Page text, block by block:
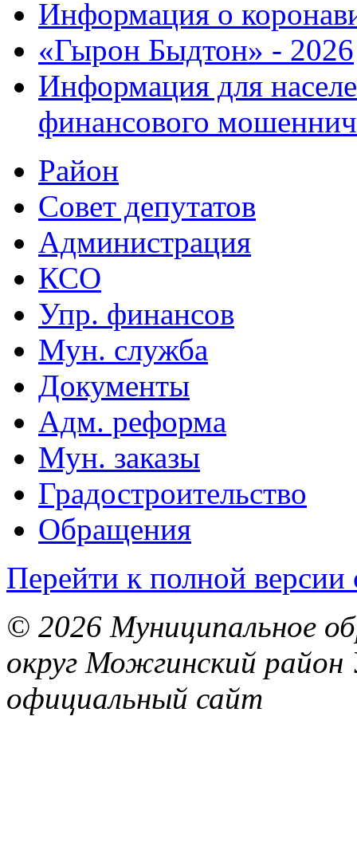
Информация о
«Гырон Быдтон» - 2026
Информация для
финансового
Район
Совет депутатов
Администрация
КСО
Упр. финансов
Мун. служба
Документы
Адм. реформа
Мун. заказы
Градостроительство
Обращения
Перейти к полной версии
© 2026 Муниципальное
округ Можгинский район
официальный сайт